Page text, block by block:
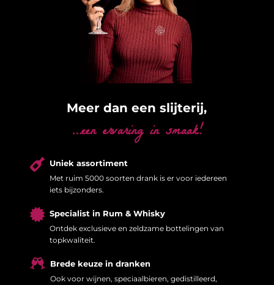
Meer dan een slijterij,
…een ervaring in smaak!
 Uniek assortiment
Met ruim 5000 soorten drank is er voor iedereen
iets bijzonders.
 Specialist in Rum & Whisky
Ontdek exclusieve en zeldzame bottelingen van
topkwaliteit.
 Brede keuze in dranken
Ook voor wijnen, speciaalbieren, gedistilleerd,